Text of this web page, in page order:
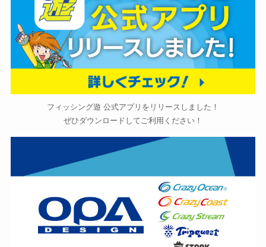
フィッシング遊 公式アプリをリリースしました！
ぜひダウンロードしてご利用ください！